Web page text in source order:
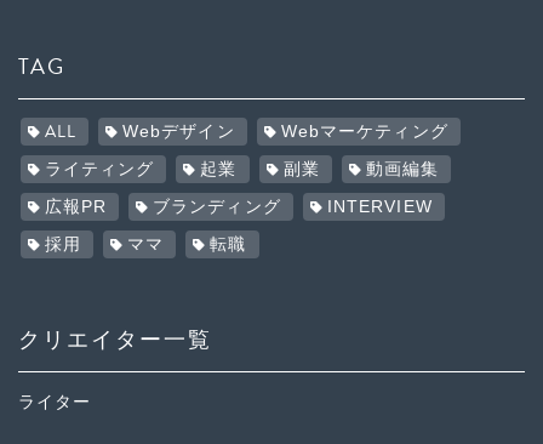
TAG
ALL Webデザイン Webマーケティング
ライティング 起業 副業 動画編集
広報PR ブランディング INTERVIEW
採用 ママ 転職
クリエイター一覧
ライター